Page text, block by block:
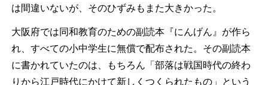
は間違いないが、そのひずみもまた大きかった。
大阪府では同和教育のための副読本『にんげん』が作ら
れ、すべての小中学生に無償で配布された。その副読本
に書かれていたのは、もちろん「部落は戦国時代の終わ
りから江戸時代にかけて新しくつくられたもの」という